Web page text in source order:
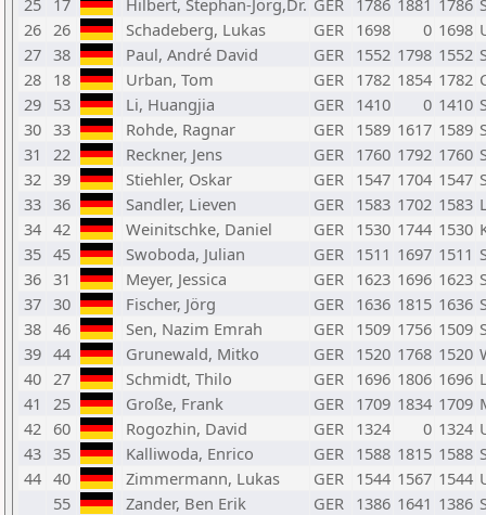
25 17 Hilbert, Stephan-Jörg,Dr. GER 1786 1881 1786
26 26 Schadeberg, Lukas GER 1698 0 1698
27 38 Paul, André David GER 1552 1798 1552
28 18 Urban, Tom GER 1782 1854 1782
29 53 Li, Huangjia GER 1410 0 1410
30 33 Rohde, Ragnar GER 1589 1617 1589
31
22 Reckner, Jens GER 1760 1792 1760
32 39 Stiehler, Oskar GER 1547 1704 1547
33 36 Sandler, Lieven GER 1583 1702 1583
34 42 Weinitschke, Daniel GER 1530 1744 1530
35 45 Swoboda, Julian GER 1511 1697 1511
36 31 Meyer, Jessica GER 1623 1696 1623
37 30 Fischer, Jörg GER 1636 1815 1636
38 46 Sen, Nazim Emrah GER 1509 1756 1509
39 44 Grunewald, Mitko GER 1520 1768 1520
40 27 Schmidt, Thilo GER 1696 1806 1696
41
25 Große, Frank GER 1709 1834 1709
42 60 Rogozhin, David GER 1324 0 1324
43 35 Kalliwoda, Enrico GER 1588 1815 1588
44 40 Zimmermann, Lukas GER 1544 1567 1544
55
Zander, Ben Erik GER 1386 1641 1386